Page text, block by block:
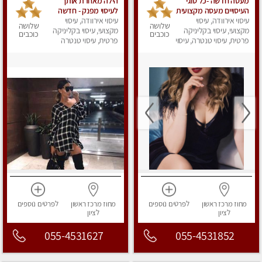
העיסויים מעסה מקצועית
ואיכותית פרטי!!!מומלץ
לחלוטין!!
עיסוי אירוודה, עיסוי
מקצועי, עיסוי בקליניקה
פרטית, עיסוי טנטרה, עיסוי
שלושה
כוכבים
מחוז מרכזראשון
לציון
לפרטים נוספים
055-4531852
לעיסוי מפנק - חדשה
בראשון לציון
עיסוי אירוודה, עיסוי
מקצועי, עיסוי בקליניקה
פרטית, עיסוי טנטרה
שלושה
כוכבים
מחוז מרכזראשון
לציון
לפרטים נוספים
055-4531627